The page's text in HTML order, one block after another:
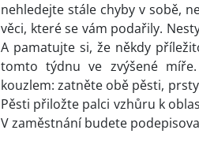
nehledejte stále chyby v sobě,
věci, které se vám podařily.
A pamatujte si, že někdy
tomto týdnu ve zvýšené
kouzlem: zatněte obě pěsti,
Pěsti přiložte palci vzhůru k
V zaměstnání budete